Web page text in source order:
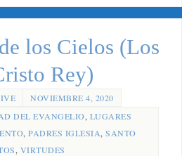
los Cielos (Los
Rey)
NOVIEMBRE 4, 2020
DEL EVANGELIO, LUGARES
,PADRES IGLESIA,SANTO
, VIRTUDES